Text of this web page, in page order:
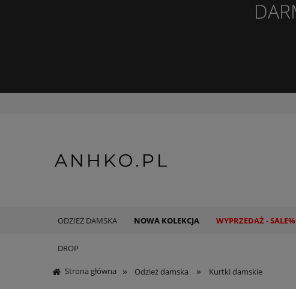
ODZIEŻ DAMSKA NOWA KOLEKCJA WYPRZEDAŻ - SALE%
DROP
Strona główna » Odzież damska » Kurtki damskie